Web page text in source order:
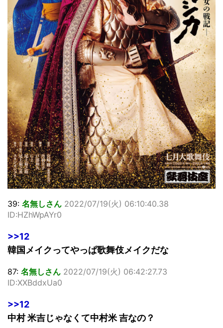
39: 名無しさん 2022/07/19(火) 06:10:40.38
ID:HZhWpAYr0
>>12
韓国メイクってやっぱ歌舞伎メイクだな
87: 名無しさん 2022/07/19(火) 06:42:27.73
ID:XXBddxUa0
>>12
中村 米吉じゃなくて中村米 吉なの？